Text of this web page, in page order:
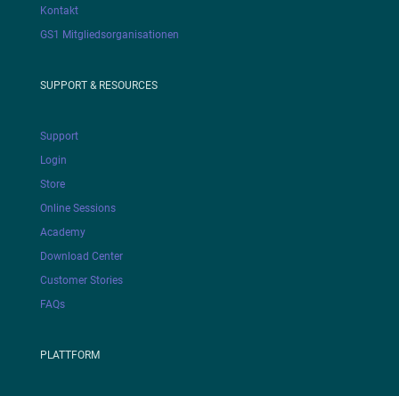
Kontakt
GS1 Mitgliedsorganisationen
SUPPORT & RESOURCES
Support
Login
Store
Online Sessions
Academy
Download Center
Customer Stories
FAQs
PLATTFORM